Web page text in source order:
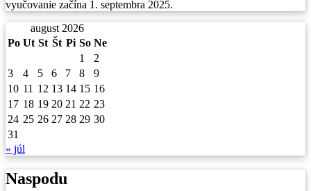
vyučovanie začína 1. septembra 2025.
august 2026
Po Ut St Št Pi So Ne
1
2
3
4 5 6 7 8
9
10 11 12 13 14 15 16
17 18 19 20 21 22 23
24 25 26 27 28 29 30
31
« júl
Naspodu